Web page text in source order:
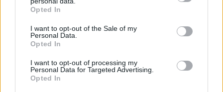
grant or deny consent to Google and its third-party tags to
use your data for below specified purposes in below Google
consent section.
Opted In
I want to opt-out of the Sale of my
Personal Data.
Opted In
I want to opt-out of processing my
Personal Data for Targeted Advertising.
Opted In
ηρωίνης, συνελήφθη 46χρονη στη Θεσσαλονίκη
πριν 33 λεπτά
ΔΕΙΤΕ ΟΛΕΣ ΤΙΣ ΕΙΔΗΣΕΙΣ